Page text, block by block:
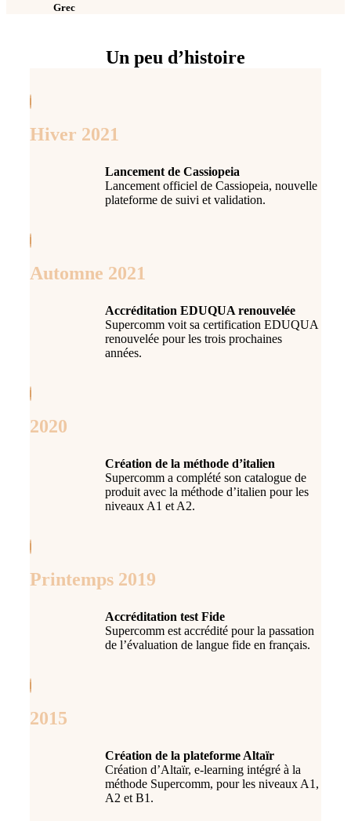
Grec
Un peu d’histoire
Hiver 2021
Lancement de Cassiopeia
Lancement officiel de Cassiopeia, nouvelle
plateforme de suivi et validation.
Automne 2021
Accréditation EDUQUA renouvelée
Supercomm voit sa certification EDUQUA
renouvelée pour les trois prochaines
années.
2020
Création de la méthode d’italien
Supercomm a complété son catalogue de
produit avec la méthode d’italien pour les
niveaux A1 et A2.
Printemps 2019
Accréditation test Fide
Supercomm est accrédité pour la passation
de l’évaluation de langue fide en français.
2015
Création de la plateforme Altaïr
Création d’Altaïr, e-learning intégré à la
méthode Supercomm, pour les niveaux A1,
A2 et B1.